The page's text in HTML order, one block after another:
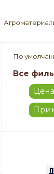
По
Все
Цена